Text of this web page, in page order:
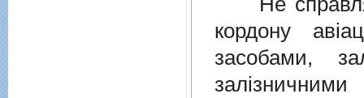
кордону
засобами,
залiзничними